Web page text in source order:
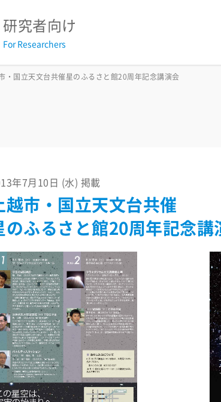
研究者向け
For Researchers
2026 2025 2024 2023 2022
議事録
戦略基礎開発研究経費報告書 過去の採択
次期装置実現に向けた開発ロードマップ
へ
年7月10日 (水) 掲載
越市・国立天文台共催
のふるさと館20周年記念講
・国立天文台共催星のふるさと館20周年記念講演会